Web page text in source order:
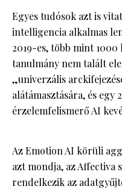
Egyes tudósok azt is
intelligencia alkalmas
2019-es, több mint
tanulmány nem talált
„univerzális
alátámasztására, és
érzelemfelismerő AI
Az Emotion AI körüli
azt mondja, az Affectiva
rendelkezik az